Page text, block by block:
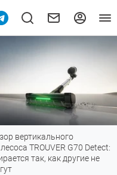
вертикального
TROUVER G70 Detect:
так, как другие не